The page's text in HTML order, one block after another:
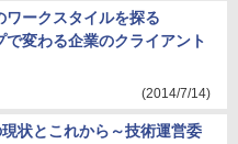
ワークスタイルを探る
で変わる企業のクライアント
(2014/7/14)
状とこれから～技術運営委